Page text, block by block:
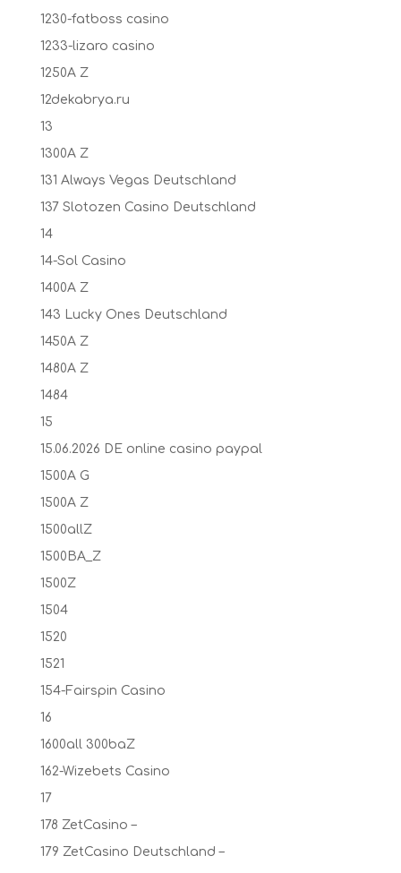
1230-fatboss casino
1233-lizaro casino
1250A Z
12dekabrya.ru
13
1300A Z
131 Always Vegas Deutschland
137 Slotozen Casino Deutschland
14
14-Sol Casino
1400A Z
143 Lucky Ones Deutschland
1450A Z
1480A Z
1484
15
15.06.2026 DE online casino paypal
1500A G
1500A Z
1500allZ
1500BA_Z
1500Z
1504
1520
1521
154-Fairspin Casino
16
1600all 300baZ
162-Wizebets Casino
17
178 ZetCasino –
179 ZetCasino Deutschland –